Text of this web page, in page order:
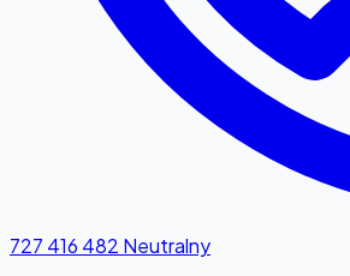
727 416 482 Neutralny